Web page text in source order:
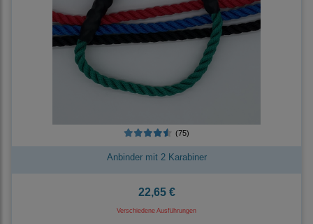
(75)
Anbinder mit 2 Karabiner
22,65 €
Verschiedene Ausführungen